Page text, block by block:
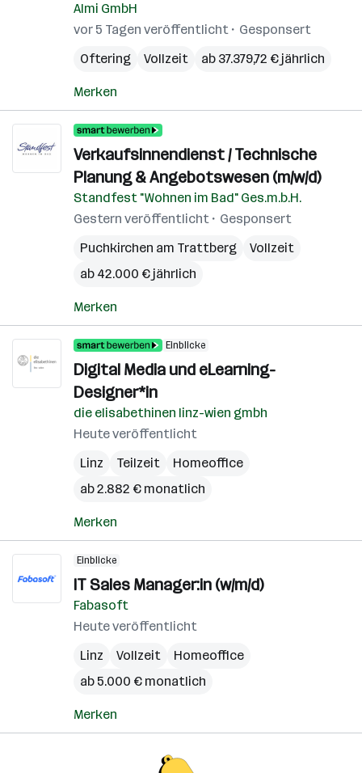
Almi GmbH
vor 5 Tagen veröffentlicht
Gesponsert
Oftering
Vollzeit ab 37.379,72 € jährlich
Merken
Verkaufsinnendienst / Technische
Planung & Angebotswesen (m/w/d)
Standfest "Wohnen im Bad" Ges.m.b.H.
Gestern veröffentlicht
Gesponsert
Puchkirchen am Trattberg
Vollzeit
ab 42.000 € jährlich
Merken
Einblicke
Digital Media und eLearning-
Designer*in
die elisabethinen linz-wien gmbh
Heute veröffentlicht
Linz
Teilzeit
Homeoffice
ab 2.882 € monatlich
Merken
Einblicke
IT Sales Manager:in (w/m/d)
Fabasoft
Heute veröffentlicht
Linz
Vollzeit
Homeoffice
ab 5.000 € monatlich
Merken